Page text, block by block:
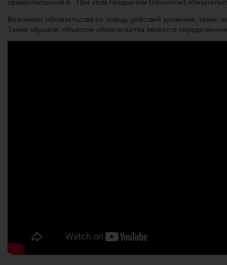
Возникают обязательства по поводу действий должника,
Таким образом, объектом обязательства является